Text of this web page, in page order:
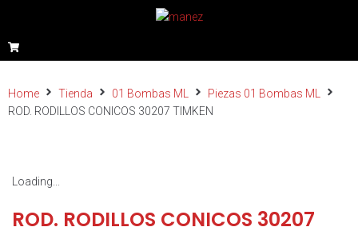
Home Tienda 01 Bombas ML
Piezas 01 Bombas ML
ROD. RODILLOS CONICOS 30207 TIMKEN
Loading...
ROD. RODILLOS CONICOS 30207